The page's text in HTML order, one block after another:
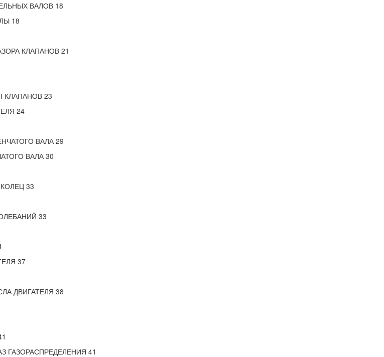
ВАЛОВ 18
18
КЛАПАНОВ 21
23
24
ВАЛА 29
ВАЛА 30
33
33
37
ДВИГАТЕЛЯ 38
ГАЗОРАСПРЕДЕЛЕНИЯ 41